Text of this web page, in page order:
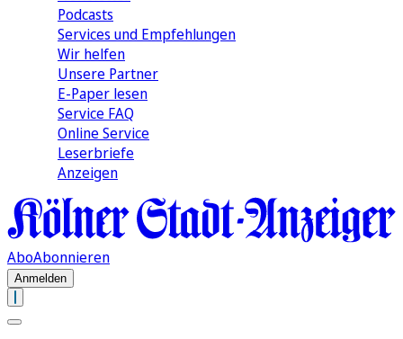
Podcasts
Services und Empfehlungen
Wir helfen
Unsere Partner
E-Paper lesen
Service FAQ
Online Service
Leserbriefe
Anzeigen
AboAbonnieren
Anmelden